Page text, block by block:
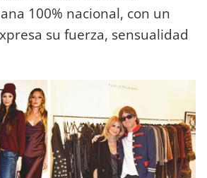
100% nacional, con un
su fuerza, sensualidad